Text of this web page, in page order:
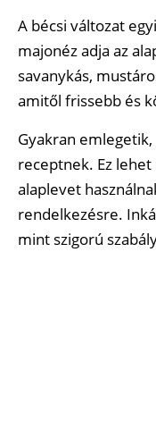
A bécsi változat
majonéz adja az
savanykás,
amitől frissebb és
Gyakran
receptnek. Ez
alaplevet
rendelkezésre.
mint szigorú